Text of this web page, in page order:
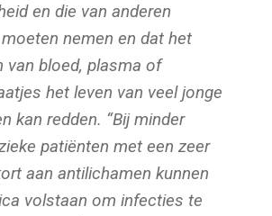
en die van anderen
nemen en dat het
van bloed, plasma of
het leven van veel jonge
kan redden. “Bij minder
patiënten met een zeer
aan antilichamen kunnen
volstaan om infecties te